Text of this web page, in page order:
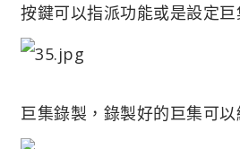
按鍵可以指派功能或是設定巨
巨集錄製，錄製好的巨集可以